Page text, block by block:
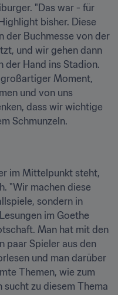
"Das war - für
bisher. Diese
der Buchmesse von der
und wir gehen dann
der Hand ins Stadion.
großartiger Moment,
und von uns
dass wir wichtige
Schmunzeln.
im Mittelpunkt steht,
"Wir machen diese
sondern in
im Goethe
Man hat mit den
paar Spieler aus den
und man darüber
Themen, wie zum
sucht zu diesem Thema